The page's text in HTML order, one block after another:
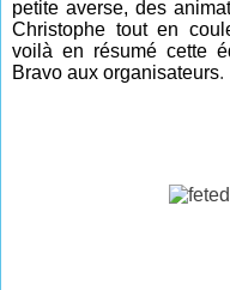
petite averse, des
Christophe tout en
voilà en résumé cette
Bravo aux organisateurs.